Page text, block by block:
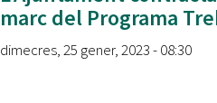
marc del Programa
dimecres, 25 gener, 2023 - 08:30